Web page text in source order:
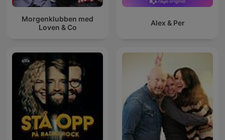
Morgenklubben med
Loven & Co
Alex & Per